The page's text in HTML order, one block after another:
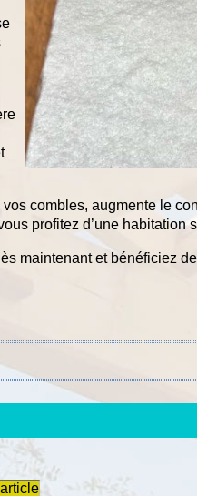
combles, augmente le
profitez d’une
maintenant et bénéficiez